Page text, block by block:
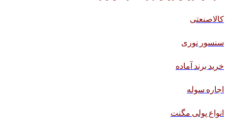
کالاصنعتی
سنسور نوری
خرید برند آماده
اجاره سوله
انواع پولی مگنت